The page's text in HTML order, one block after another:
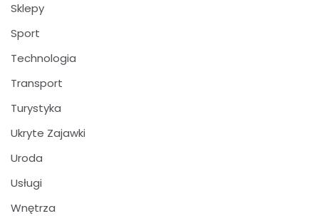
Sklepy
Sport
Technologia
Transport
Turystyka
Ukryte Zajawki
Uroda
Usługi
Wnętrza